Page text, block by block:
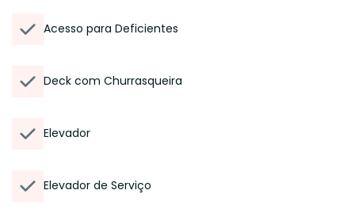
Acesso para Deficientes
Deck com Churrasqueira
Elevador
Elevador de Serviço